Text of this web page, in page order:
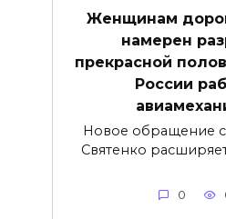
Женщинам
намерен
прекрасной
России
Новое обращение
Святенко
0